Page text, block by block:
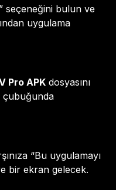
seçeneğini bulun ve
uygulama
Pro APK dosyasını
çubuğunda
“Bu uygulamayı
bir ekran gelecek.